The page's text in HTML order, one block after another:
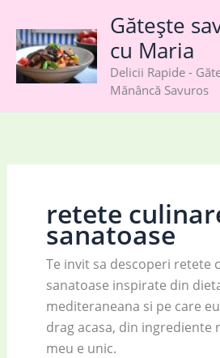
content
Gătește
cu Maria
Delicii Rapide -
Mănâncă Savuros
retete
sanatoase
Te invit sa descoperi retete
sanatoase inspirate din
mediteraneana si pe care
drag acasa, din ingrediente
meu e unic.